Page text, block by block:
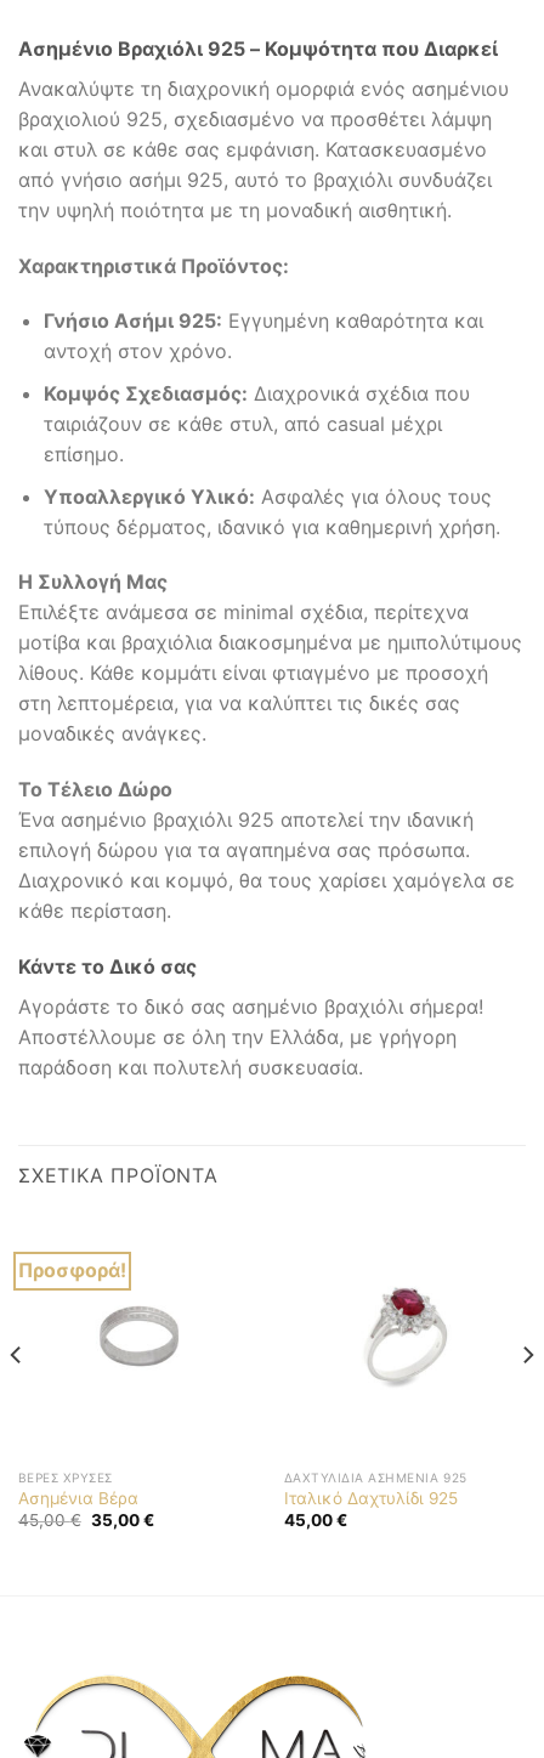
Ασημένιο Βραχιόλι 925 – Κομψότητα που Διαρκεί
Ανακαλύψτε τη διαχρονική ομορφιά ενός ασημένιου
βραχιολιού 925, σχεδιασμένο να προσθέτει λάμψη
και στυλ σε κάθε σας εμφάνιση. Κατασκευασμένο
από γνήσιο ασήμι 925, αυτό το βραχιόλι συνδυάζει
την υψηλή ποιότητα με τη μοναδική αισθητική.
Χαρακτηριστικά Προϊόντος:
Γνήσιο Ασήμι 925: Εγγυημένη καθαρότητα και
αντοχή στον χρόνο.
Κομψός Σχεδιασμός: Διαχρονικά σχέδια που
ταιριάζουν σε κάθε στυλ, από casual μέχρι
επίσημο.
Υποαλλεργικό Υλικό: Ασφαλές για όλους τους
τύπους δέρματος, ιδανικό για καθημερινή χρήση.
Η Συλλογή Μας
Επιλέξτε ανάμεσα σε minimal σχέδια, περίτεχνα
μοτίβα και βραχιόλια διακοσμημένα με ημιπολύτιμους
λίθους. Κάθε κομμάτι είναι φτιαγμένο με προσοχή
στη λεπτομέρεια, για να καλύπτει τις δικές σας
μοναδικές ανάγκες.
Το Τέλειο Δώρο
Ένα ασημένιο βραχιόλι 925 αποτελεί την ιδανική
επιλογή δώρου για τα αγαπημένα σας πρόσωπα.
Διαχρονικό και κομψό, θα τους χαρίσει χαμόγελα σε
κάθε περίσταση.
Κάντε το Δικό σας
Αγοράστε το δικό σας ασημένιο βραχιόλι σήμερα!
Αποστέλλουμε σε όλη την Ελλάδα, με γρήγορη
παράδοση και πολυτελή συσκευασία.
ΣΧΕΤΙΚΆ ΠΡΟΪΌΝΤΑ
Προσφορά!
ΒΈΡΕΣ ΧΡΥΣΈΣ
Ασημένια Βέρα
45,00€ Original
price
35,00€Η
ΔΑΧΤΥΛΊΔΙΑ ΑΣΗΜΈΝΙΑ 925
Ιταλικό Δαχτυλίδι 925
45,00€